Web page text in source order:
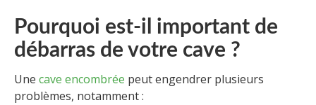
Pourquoi est-il important de
débarras de votre cave ?
Une cave encombrée peut engendrer plusieurs
problèmes, notamment :